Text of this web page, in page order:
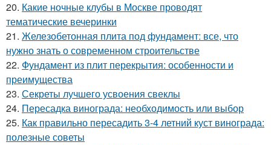
20. Какие ночные клубы в Москве проводят
тематические вечеринки
21. Железобетонная плита под фундамент: все, что
нужно знать о современном строительстве
22. Фундамент из плит перекрытия: особенности и
преимущества
23. Секреты лучшего усвоения свеклы
24. Пересадка винограда: необходимость или выбор
25. Как правильно пересадить 3-4 летний куст винограда:
полезные советы